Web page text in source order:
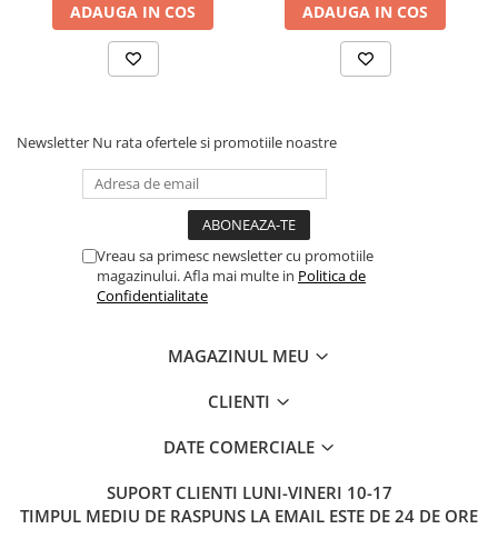
ADAUGA IN COS ADAUGA IN COS
Newsletter Nu rata ofertele si promotiile noastre
Vreau sa primesc newsletter cu promotiile
magazinului. Afla mai multe in Politica de
Confidentialitate
MAGAZINUL MEU
CLIENTI
DATE COMERCIALE
SUPORT CLIENTI LUNI-VINERI 10-17
TIMPUL MEDIU DE RASPUNS LA EMAIL ESTE DE 24 DE ORE